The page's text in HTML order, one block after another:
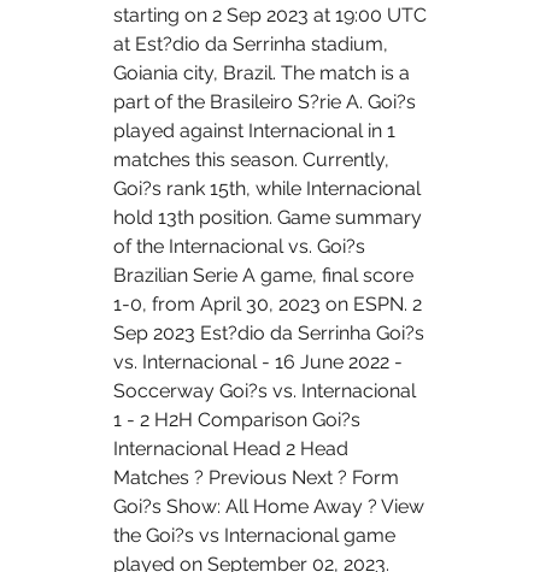
starting on 2 Sep 2023 at 19:00 UTC
at Est?dio da Serrinha stadium,
Goiania city, Brazil. The match is a
part of the Brasileiro S?rie A. Goi?s
played against Internacional in 1
matches this season. Currently,
Goi?s rank 15th, while Internacional
hold 13th position. Game summary
of the Internacional vs. Goi?s
Brazilian Serie A game, final score
1-0, from April 30, 2023 on ESPN. 2
Sep 2023 Est?dio da Serrinha Goi?s
vs. Internacional - 16 June 2022 -
Soccerway Goi?s vs. Internacional
1 - 2 H2H Comparison Goi?s
Internacional Head 2 Head
Matches ? Previous Next ? Form
Goi?s Show: All Home Away ? View
the Goi?s vs Internacional game
played on September 02, 2023.